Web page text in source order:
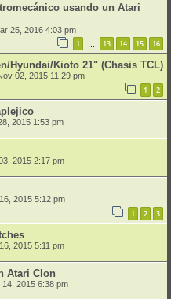
usando un Atari
25, 2016 4:03 pm
1 13 14 15 16
Hyundai/Kioto 21" (Chasis TCL)
02, 2015 11:29 pm
1 2
2015 1:53 pm
2015 2:17 pm
2015 5:12 pm
1 2 3
2015 5:11 pm
Atari Clon
14, 2015 6:38 pm